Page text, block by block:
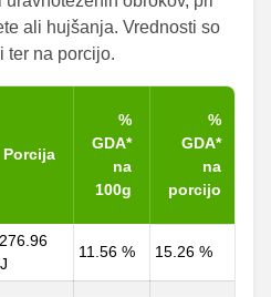
ali hujšanja. Vrednosti so
ter na porcijo.
Porcija
%
GDA*
na
100g
%
GDA*
na
porcijo
11.56 % 15.26 %